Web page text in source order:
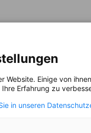
την Ελλάδα και να
Website. Einige von
Erfahrung zu
in unseren